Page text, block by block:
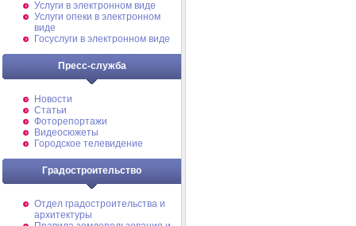
Услуги в электронном виде
Услуги опеки в электронном
виде
Госуслуги в электронном виде
Пресс-служба
Новости
Статьи
Фоторепортажи
Видеосюжеты
Городское телевидение
Градостроительство
Отдел градостроительства и
архитектуры